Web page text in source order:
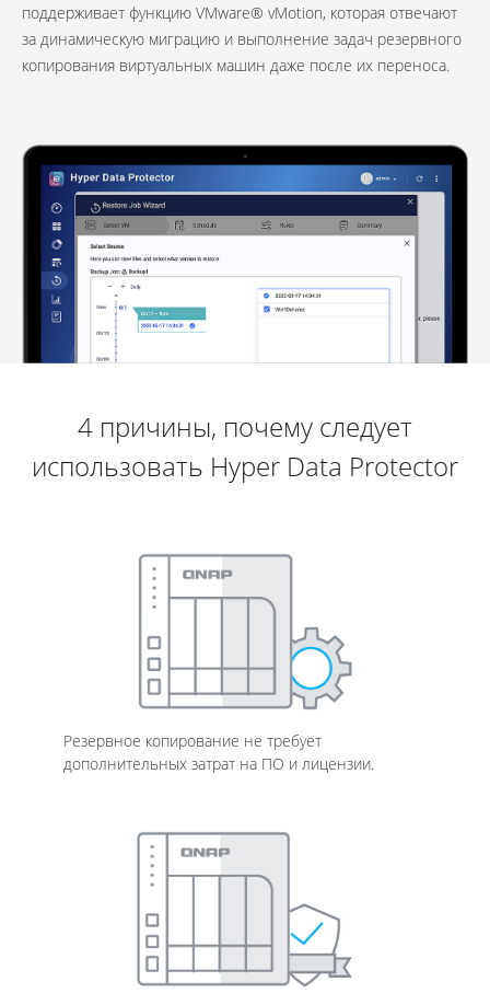
поддерживает функцию VMware® vMotion, которая отвечают
за динамическую миграцию и выполнение задач резервного
копирования виртуальных машин даже после их переноса.
4 причины, почему следует
использовать Hyper Data Protector
Резервное копирование не требует
дополнительных затрат на ПО и лицензии.